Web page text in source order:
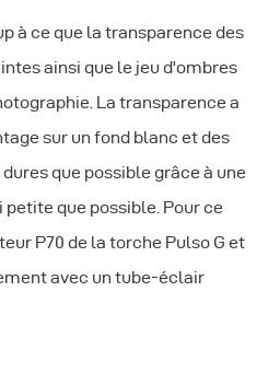
à ce que la transparence des
ainsi que le jeu d'ombres
La transparence a
sur un fond blanc et des
que possible grâce à une
que possible. Pour ce
P70 de la torche Pulso G et
avec un tube-éclair